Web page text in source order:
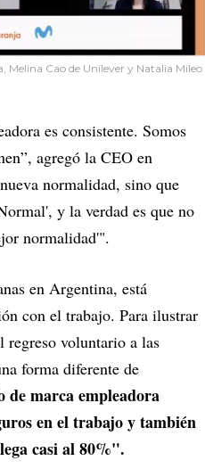
Melina Cao de Unilever y Natalia Mileo
es consistente. Somos
agregó la CEO en
normalidad, sino que
y la verdad es que no
normalidad'".
en Argentina, está
con el trabajo. Para ilustrar
regreso voluntario a las
forma diferente de
marca empleadora
en el trabajo y también
casi al 80%".